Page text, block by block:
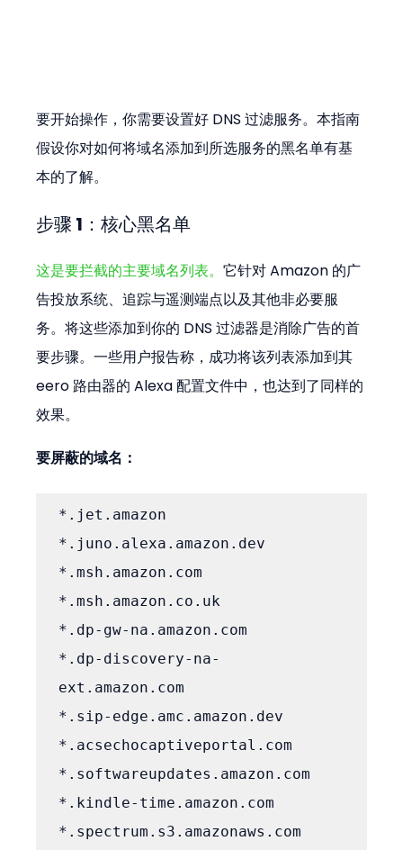
要开始操作，你需要设置好 DNS 过滤服务。本指南
假设你对如何将域名添加到所选服务的黑名单有基
本的了解。
步骤 1：核心黑名单
这是要拦截的主要域名列表。它针对 Amazon 的广
告投放系统、追踪与遥测端点以及其他非必要服
务。将这些添加到你的 DNS 过滤器是消除广告的首
要步骤。一些用户报告称，成功将该列表添加到其
eero 路由器的 Alexa 配置文件中，也达到了同样的
效果。
要屏蔽的域名：
*.jet.amazon
*.juno.alexa.amazon.dev
*.msh.amazon.com
*.msh.amazon.co.uk
*.dp-gw-na.amazon.com
*.dp-discovery-na-
ext.amazon.com
*.sip-edge.amc.amazon.dev
*.acsechocaptiveportal.com
*.softwareupdates.amazon.com
*.kindle-time.amazon.com
*.spectrum.s3.amazonaws.com